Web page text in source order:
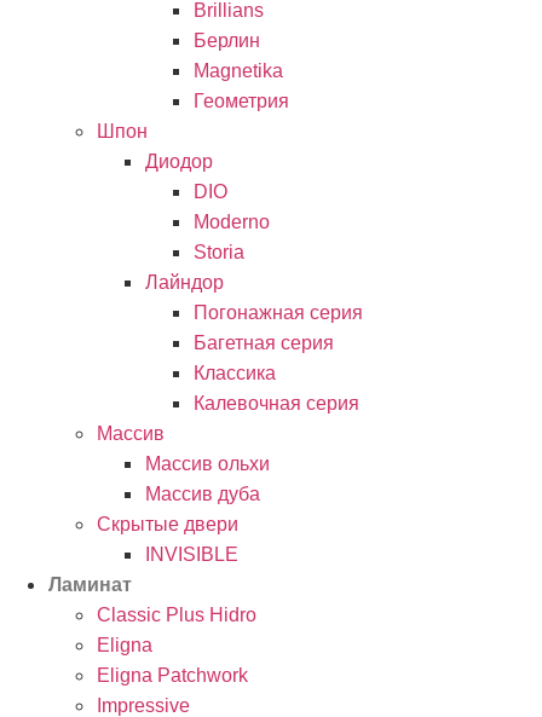
Brillians
Берлин
Magnetika
Геометрия
Шпон
Диодор
DIO
Moderno
Storia
Лайндор
Погонажная серия
Багетная серия
Классика
Калевочная серия
Массив
Массив ольхи
Массив дуба
Скрытые двери
INVISIBLE
Ламинат
Classic Plus Hidro
Eligna
Eligna Patchwork
Impressive